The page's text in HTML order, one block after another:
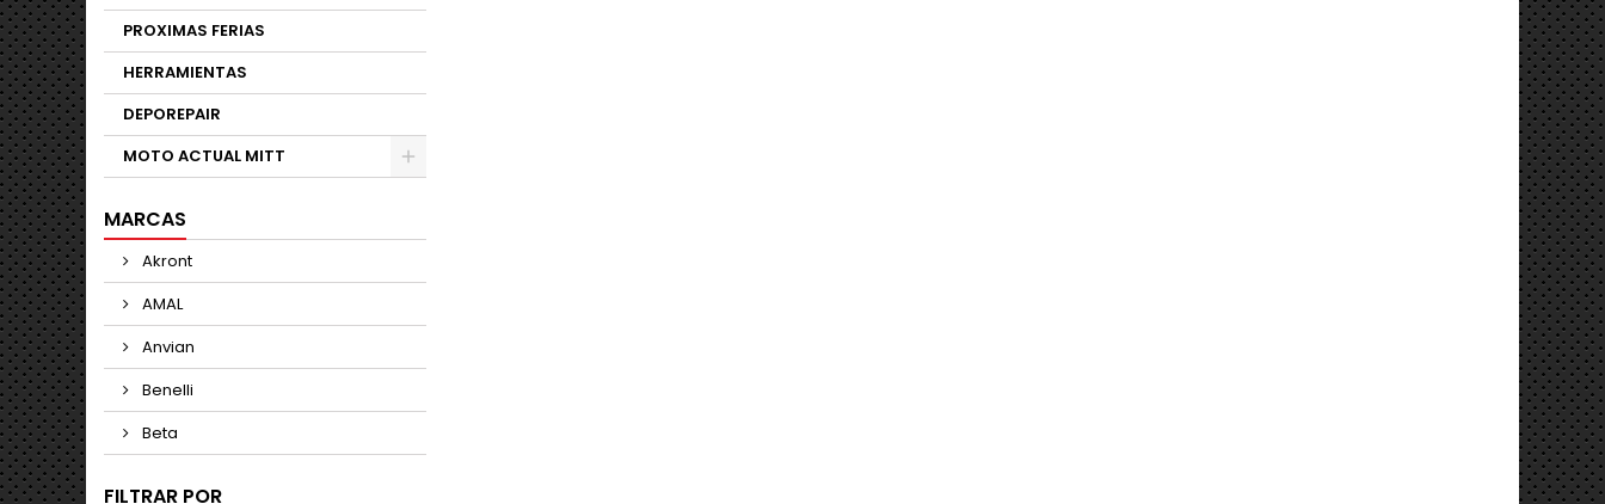
PROXIMAS FERIAS
HERRAMIENTAS
DEPOREPAIR
MOTO ACTUAL MITT
MARCAS
Akront
AMAL
Anvian
Benelli
Beta
FILTRAR POR